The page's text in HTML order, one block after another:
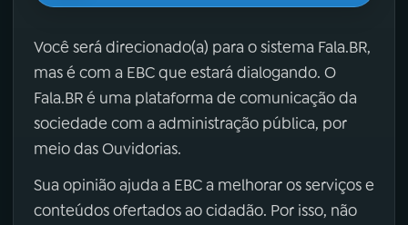
Você será direcionado(a) para o sistema Fala.BR,
mas é com a EBC que estará dialogando. O
Fala.BR é uma plataforma de comunicação da
sociedade com a administração pública, por
meio das Ouvidorias.
Sua opinião ajuda a EBC a melhorar os serviços e
conteúdos ofertados ao cidadão. Por isso, não